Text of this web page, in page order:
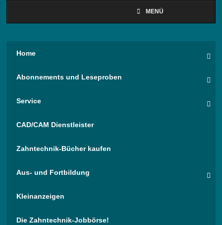
MENÜ
Home
Abonnements und Leseproben
Service
CAD/CAM Dienstleister
Zahntechnik-Bücher kaufen
Aus- und Fortbildung
Kleinanzeigen
Die Zahntechnik-Jobbörse!